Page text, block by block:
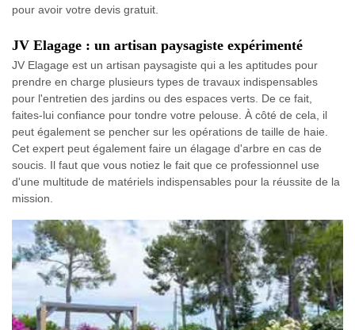
pour avoir votre devis gratuit.
JV Elagage : un artisan paysagiste expérimenté
JV Elagage est un artisan paysagiste qui a les aptitudes pour
prendre en charge plusieurs types de travaux indispensables
pour l'entretien des jardins ou des espaces verts. De ce fait,
faites-lui confiance pour tondre votre pelouse. À côté de cela, il
peut également se pencher sur les opérations de taille de haie.
Cet expert peut également faire un élagage d'arbre en cas de
soucis. Il faut que vous notiez le fait que ce professionnel use
d'une multitude de matériels indispensables pour la réussite de la
mission.